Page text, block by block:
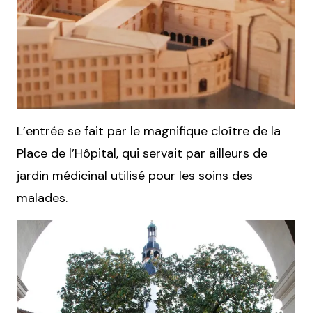
L’entrée se fait par le magnifique cloître de la
Place de l’Hôpital, qui servait par ailleurs de
jardin médicinal utilisé pour les soins des
malades.